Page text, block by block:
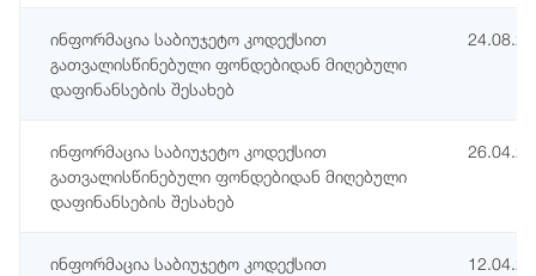
ინფორმაცია საბიუჯეტო კოდექსით
გათვალისწინებული ფონდებიდან მიღებული
დაფინანსების შესახებ
ინფორმაცია საბიუჯეტო კოდექსით
გათვალისწინებული ფონდებიდან მიღებული
დაფინანსების შესახებ
ინფორმაცია საბიუჯეტო კოდექსით